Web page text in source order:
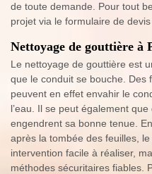
de toute demande. Pour tout
projet via le formulaire de devis
Nettoyage de gouttière à
Le nettoyage de gouttière est
que le conduit se bouche. Des
peuvent en effet envahir le
l’eau. Il se peut également
engendrent sa bonne tenue.
après la tombée des feuilles,
intervention facile à réaliser,
méthodes sécuritaires fiables.